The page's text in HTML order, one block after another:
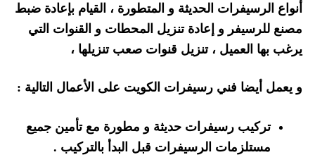
أنواع الرسيفرات الحديثة و المتطورة ، القيام بإعادة ضبط
مصنع للرسيفر و إعادة تنزيل المحطات و القنوات التي
يرغب بها العميل ، تنزيل قنوات صعب تنزيلها ،
و يعمل أيضا فني رسيفرات الكويت على الأعمال التالية :
تركيب رسيفرات حديثة و مطورة مع تأمين جميع
مستلزمات الرسيفرات قبل البدأ بالتركيب .